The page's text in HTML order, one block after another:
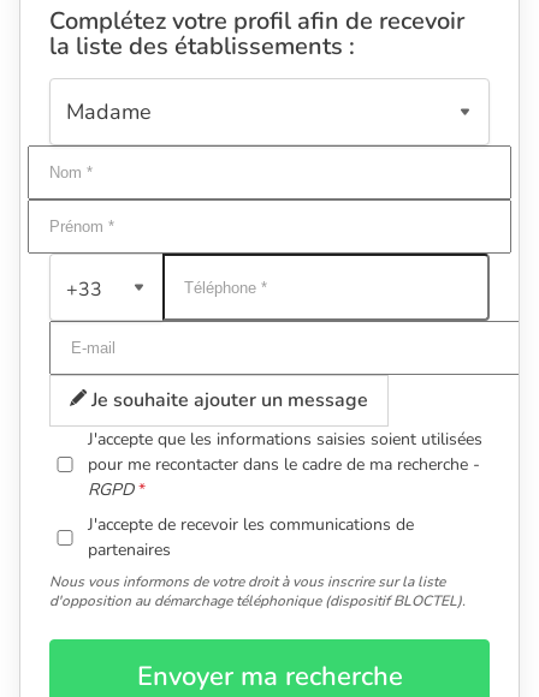
Complétez votre profil afin de recevoir
la liste des établissements :
+33
Je souhaite ajouter un message
J'accepte que les informations saisies soient utilisées
pour me recontacter dans le cadre de ma recherche -
RGPD
J'accepte de recevoir les communications de
partenaires
Nous vous informons de votre droit à vous inscrire sur la liste
d'opposition au démarchage téléphonique (dispositif BLOCTEL).
Envoyer ma recherche